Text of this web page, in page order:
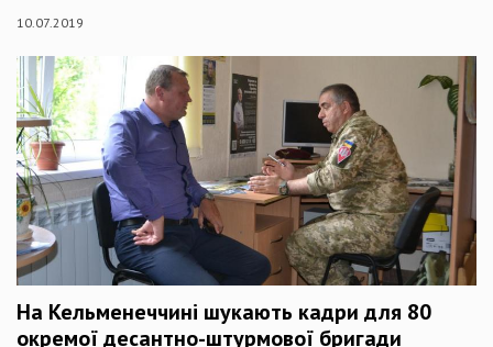
10.07.2019
На Кельменеччині шукають кадри для 80
окремої десантно-штурмової бригади